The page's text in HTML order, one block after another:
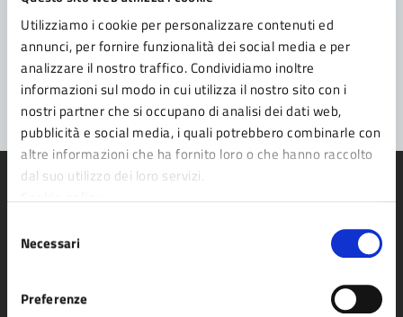
Utilizziamo i cookie per personalizzare contenuti ed
annunci, per fornire funzionalità dei social media e per
analizzare il nostro traffico. Condividiamo inoltre
informazioni sul modo in cui utilizza il nostro sito con i
nostri partner che si occupano di analisi dei dati web,
pubblicità e social media, i quali potrebbero combinarle con
altre informazioni che ha fornito loro o che hanno raccolto
dal suo utilizzo dei loro servizi.
delNecessari
Preferenze
Problemi in città
Segnala disservizio
Comune di Fidenza